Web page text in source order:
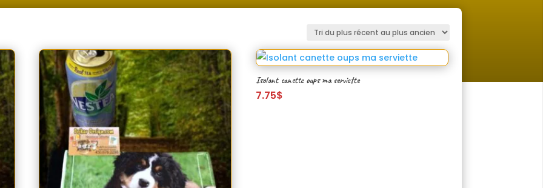
Isolant canette oups ma serviette
7.75$